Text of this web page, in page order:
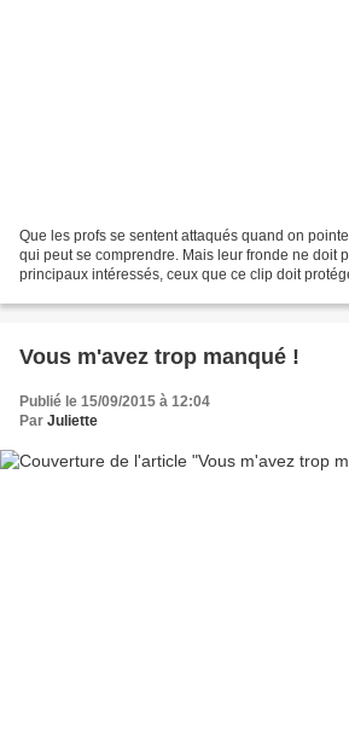
Que les profs se sentent attaqués quand on
qui peut se comprendre. Mais leur fronde ne doit
principaux intéressés, ceux que ce clip doit
Vous m'avez trop manqué !
Publié le 15/09/2015 à 12:04
Par Juliette